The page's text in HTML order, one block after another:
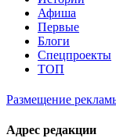
Афиша
Первые
Блоги
Спецпроекты
ТОП
Размещение
Адрес редакции